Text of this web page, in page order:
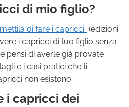
di mio figlio?
di fare i capricci” (edizioni
i capricci di tuo figlio senza
pensi di averle già provate
e i casi pratici che ti
non esistono.
i capricci dei